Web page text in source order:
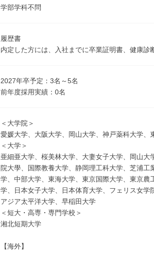
学部学科不問
履歴書
内定した方には、入社までに卒業証明書、健康診
2027年卒予定：3名～5名
前年度採用実績：0名
＜大学院＞
愛媛大学、大阪大学、岡山大学、神戸薬科大学
＜大学＞
亜細亜大学、桜美林大学、大妻女子大学、岡山
院大學、国際教養大学、静岡理工科大学、芝浦
学、中部大学、東海大学、東京国際大学、東京
学、日本女子大学、日本体育大学、フェリス女
アジア太平洋大学、早稲田大学
＜短大・高専・専門学校＞
湘北短期大学
【海外】